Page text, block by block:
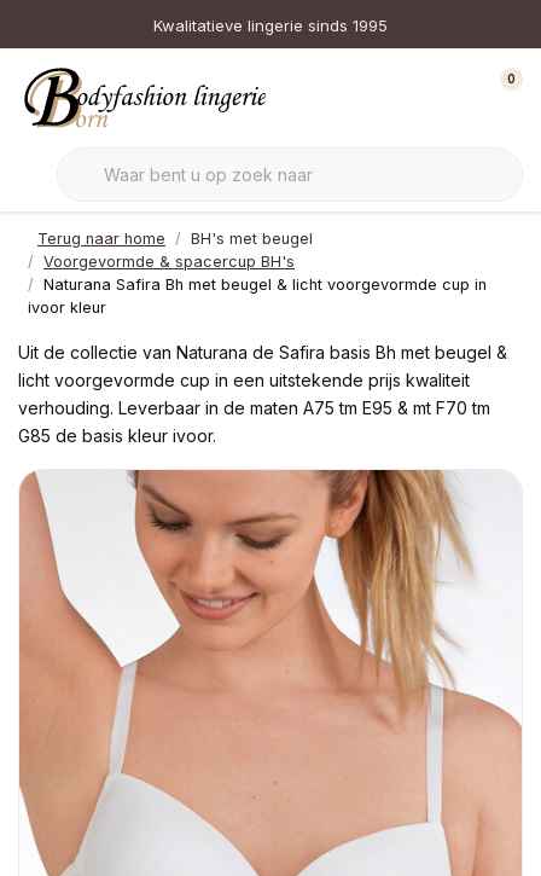
Kwalitatieve lingerie sinds 1995
0
Terug naar home
BH's met beugel
Voorgevormde & spacercup BH's
Naturana Safira Bh met beugel & licht voorgevormde cup in
ivoor kleur
Uit de collectie van Naturana de Safira basis Bh met beugel &
licht voorgevormde cup in een uitstekende prijs kwaliteit
verhouding. Leverbaar in de maten A75 tm E95 & mt F70 tm
G85 de basis kleur ivoor.